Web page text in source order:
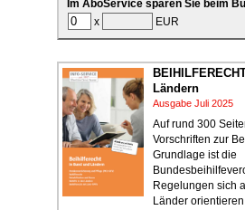
Im AboService sparen Sie beim
x
EUR
Ländern
Ausgabe Juli 2025
Auf rund 300
Vorschriften zur
Grundlage ist die
Regelungen sich
Länder